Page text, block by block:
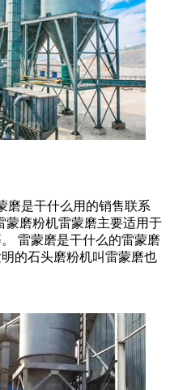
磨是干什么用的销售联系
蒙磨粉机雷蒙磨主要适用于
雷蒙磨是干什么的雷蒙磨
的石头磨粉机叫雷蒙磨也